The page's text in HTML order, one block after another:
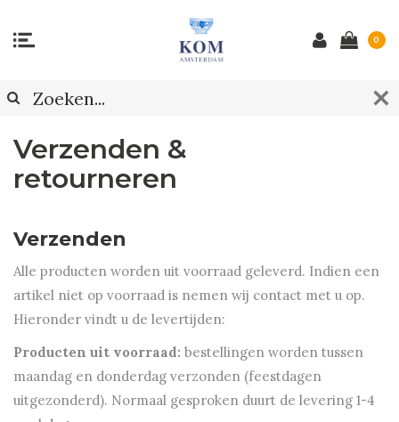
0
Verzenden &
retourneren
Verzenden
Alle producten worden uit voorraad geleverd. Indien een
artikel niet op voorraad is nemen wij contact met u op.
Hieronder vindt u de levertijden:
Producten uit voorraad: bestellingen worden tussen
maandag en donderdag verzonden (feestdagen
uitgezonderd). Normaal gesproken duurt de levering 1-4